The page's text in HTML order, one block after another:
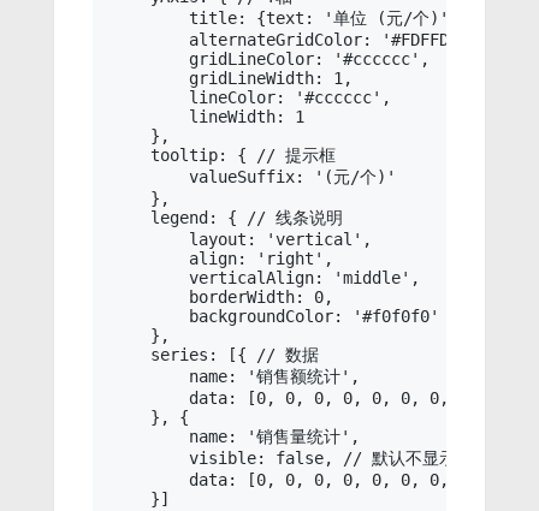
        title: {text: '单位 (元/个)'},
        alternateGridColor: '#FDFFD5',
        gridLineColor: '#cccccc',
        gridLineWidth: 1,
        lineColor: '#cccccc',
        lineWidth: 1
    },
    tooltip: { // 提示框
        valueSuffix: '(元/个)'
    },
    legend: { // 线条说明
        layout: 'vertical',
        align: 'right',
        verticalAlign: 'middle',
        borderWidth: 0,
        backgroundColor: '#f0f0f0'
    },
    series: [{ // 数据
        name: '销售额统计',
data: [0, 0, 0, 0, 0, 0, 0, 0, 0,
    }, {
        name: '销售量统计',
        visible: false, // 默认不显示
data: [0, 0, 0, 0, 0, 0, 0, 0, 52,
    }]